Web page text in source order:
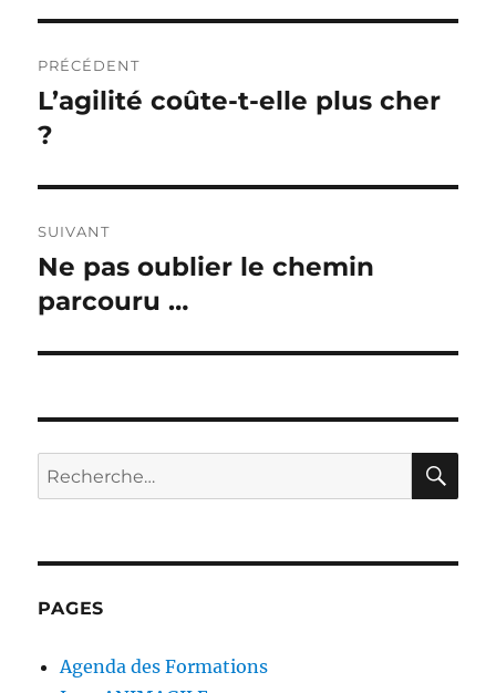
de
l’article
PRÉCÉDENT
Publication
précédente :
L’agilité coûte-t-elle plus cher
?
SUIVANT
Publication
suivante :
Ne pas oublier le chemin
parcouru …
Recherche
pour :
PAGES
Agenda des Formations